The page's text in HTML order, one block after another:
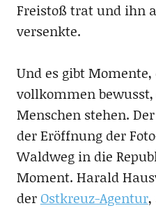
Freistoß trat und ihn
versenkte.
Und es gibt
vollkommen
Menschen stehen.
der Eröffnung der
Waldweg in die
Moment. Harald
der Ostkreuz-Agentur,